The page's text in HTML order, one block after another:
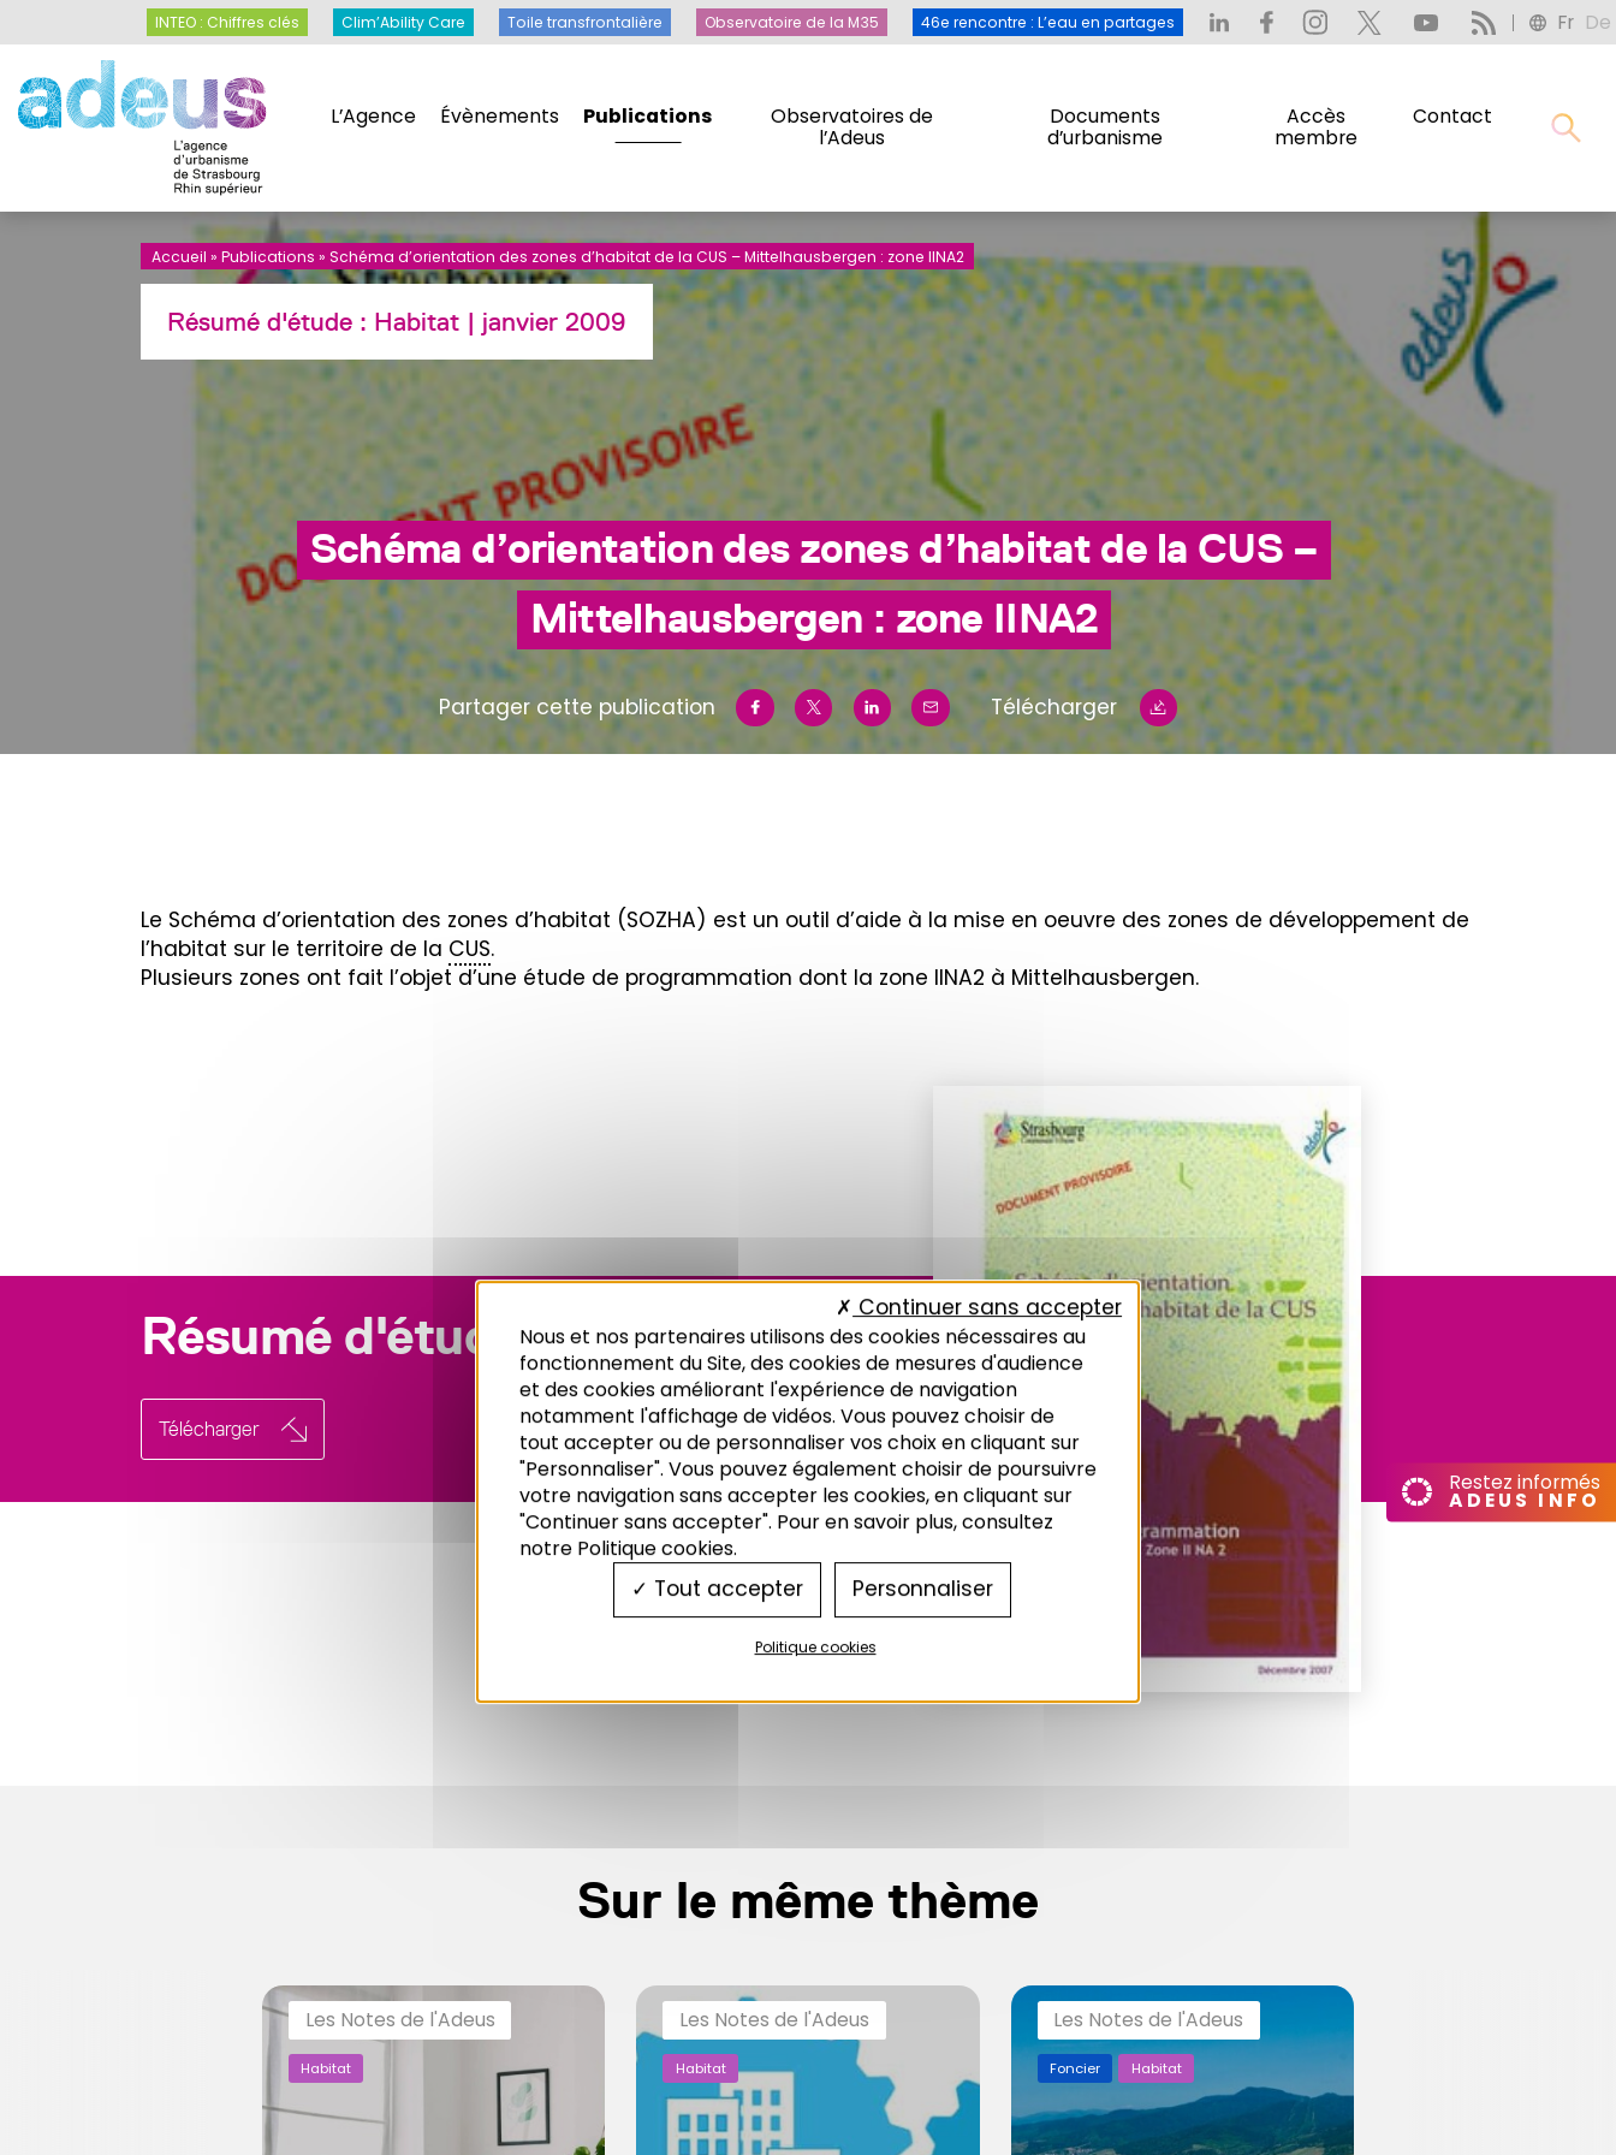
L’Agence Évènements Publications
Observatoires de
l’Adeus
Documents
d’urbanisme
Accès
membre
Contact
INTEO : Chiffres clés Clim’Ability Care Toile transfrontalière Observatoire de la M35 46e rencontre : L’eau en partages Fr De
INTEO : Chiffres clés Clim’Ability Care Toile transfrontalière Observatoire de la M35 46e rencontre : L’eau en partages Fr De
Recherche
Accueil » Publications » Schéma d’orientation des zones d’habitat de la CUS – Mittelhausbergen : zone IINA2
Résumé d'étude : Habitat| janvier 2009
Schéma d’orientation des zones d’habitat de la CUS –
Mittelhausbergen : zone IINA2
Partager cette publication Télécharger
Le Schéma d’orientation des zones d’habitat (SOZHA) est un outil d’aide à la mise en oeuvre des zones de développement de
l’habitat sur le territoire de la CUS.
Plusieurs zones ont fait l’objet d’une étude de programmation dont la zone IINA2 à Mittelhausbergen.
Résumé d'étude
Télécharger
Sur le même thème
Les Notes de l'Adeus
Habitat
Les Notes de l'Adeus
Habitat
Les Notes de l'Adeus
Foncier Habitat
Restez informés
ADEUS INFO
Panneau de gestion des cookies
Nous et nos partenaires utilisons des cookies nécessaires au
fonctionnement du Site, des cookies de mesures d'audience
et des cookies améliorant l'expérience de navigation
notamment l'affichage de vidéos. Vous pouvez choisir de
tout accepter ou de personnaliser vos choix en cliquant sur
"Personnaliser". Vous pouvez également choisir de poursuivre
votre navigation sans accepter les cookies, en cliquant sur
"Continuer sans accepter". Pour en savoir plus, consultez
notre Politique cookies.
Tout accepter
Continuer sans accepter
Personnaliser
Politique cookies